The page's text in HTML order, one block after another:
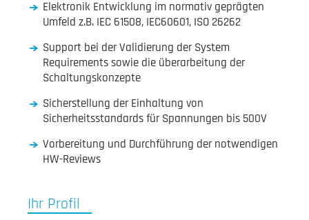
Elektronik Entwicklung im normativ geprägten
Umfeld z.B. IEC 61508, IEC60601, ISO 26262
Support bei der Validierung der System
Requirements sowie die überarbeitung der
Schaltungskonzepte
Sicherstellung der Einhaltung von
Sicherheitsstandards für Spannungen bis 500V
Vorbereitung und Durchführung der notwendigen
HW-Reviews
Ihr Profil